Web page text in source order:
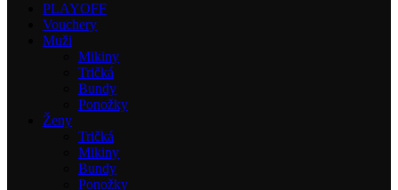
PLAYOFF
Vouchery
Muži
Mikiny
Tričká
Bundy
Ponožky
Ženy
Tričká
Mikiny
Bundy
Ponožky